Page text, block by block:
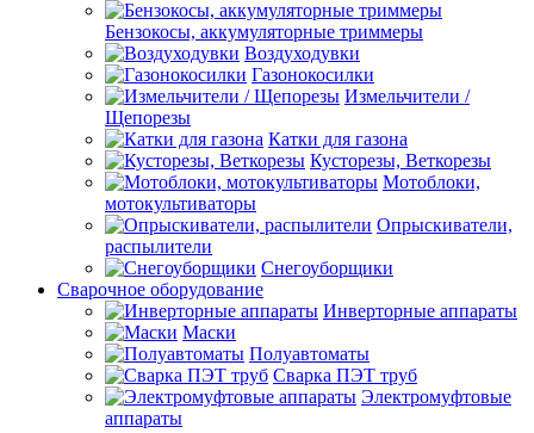
Бензокосы, аккумуляторные триммеры
Воздуходувки
Газонокосилки
Измельчители /
Щепорезы
Катки для газона
Кусторезы, Веткорезы
Мотоблоки,
мотокультиваторы
Опрыскиватели,
распылители
Снегоуборщики
Сварочное оборудование
Инверторные аппараты
Маски
Полуавтоматы
Сварка ПЭТ труб
Электромуфтовые
аппараты